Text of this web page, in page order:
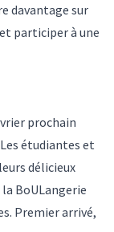
davantage sur
participer à une
prochain
étudiantes et
délicieux
BoULangerie
Premier arrivé,